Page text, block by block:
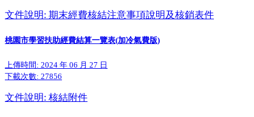
文件說明: 期末經費核結注意事項說明及核銷表件
桃園市學習扶助經費結算一覽表(加冷氣費版)
上傳時間: 2024 年 06 月 27 日
下載次數: 27856
文件說明: 核結附件